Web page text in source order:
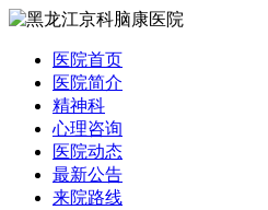
医院首页
医院简介
精神科
心理咨询
医院动态
最新公告
来院路线